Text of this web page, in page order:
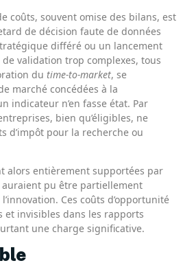
coûts, souvent omise des bilans, est
de décision faute de données
différé ou un lancement
validation trop complexes, tous
du time-to-market, se
marché concédées à la
indicateur n’en fasse état. Par
bien qu’éligibles, ne
d’impôt pour la recherche ou
alors entièrement supportées par
auraient pu être partiellement
Ces coûts d’opportunité
et invisibles dans les rapports
une charge significative.